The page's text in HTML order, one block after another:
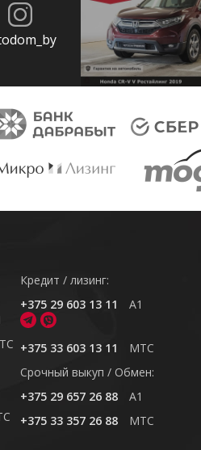
Кредит / лизинг:
+375 29 603 13 11
A1
+375 33 603 13 11
MTC
Cрочный выкуп / Обмен:
+375 29 657 26 88
A1
+375 33 357 26 88
MTC